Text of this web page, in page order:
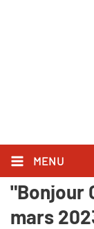
MENU
Sylvain
"Bonjour
mars